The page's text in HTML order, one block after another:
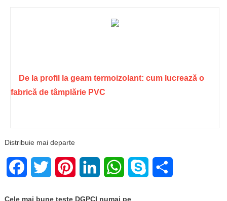
De la profil la geam termoizolant: cum lucrează o
fabrică de tâmplărie PVC
Distribuie mai departe
FacebookTwitter PinterestLinkedIn WhatsApp
Skype
Cele mai bune teste DGPCI numai pe